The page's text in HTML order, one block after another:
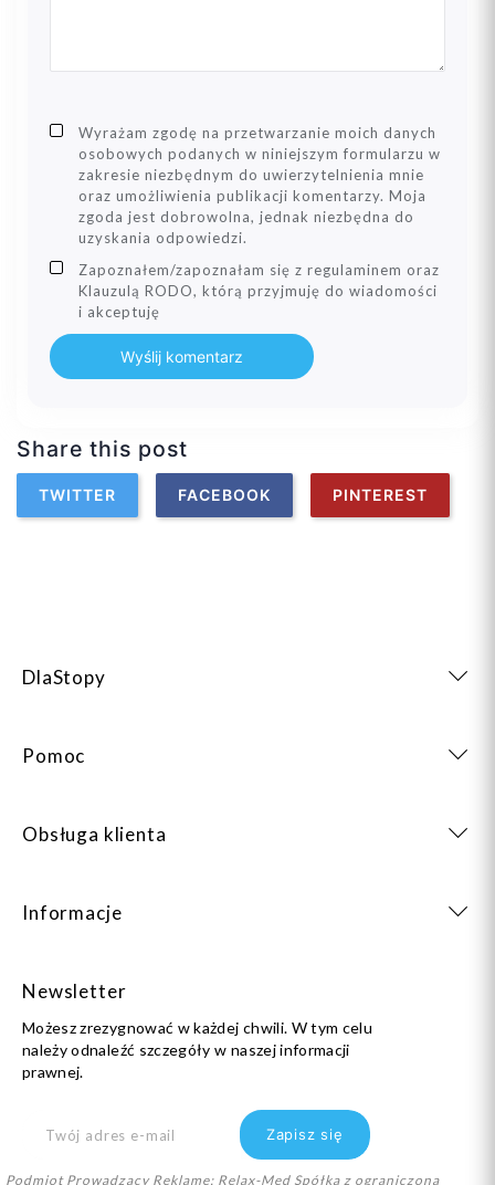
Wyrażam zgodę na przetwarzanie moich danych
osobowych podanych w niniejszym formularzu w
zakresie niezbędnym do uwierzytelnienia mnie
oraz umożliwienia publikacji komentarzy. Moja
zgoda jest dobrowolna, jednak niezbędna do
uzyskania odpowiedzi.
Zapoznałem/zapoznałam się z regulaminem oraz
Klauzulą RODO, którą przyjmuję do wiadomości
i akceptuję
Wyślij komentarz
Share this post
TWITTER FACEBOOK PINTEREST
DlaStopy
Pomoc
Obsługa klienta
Informacje
Newsletter
Możesz zrezygnować w każdej chwili. W tym celu
należy odnaleźć szczegóły w naszej informacji
prawnej.
Podmiot Prowadzący Reklamę: Relax-Med Spółka z ograniczoną